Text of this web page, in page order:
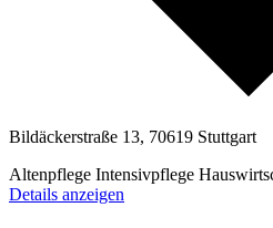
Bildäckerstraße 13, 70619 Stuttgart
Altenpflege Intensivpflege
Details anzeigen